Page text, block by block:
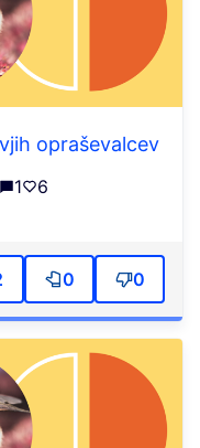
opraševalcev
1 6
0 0